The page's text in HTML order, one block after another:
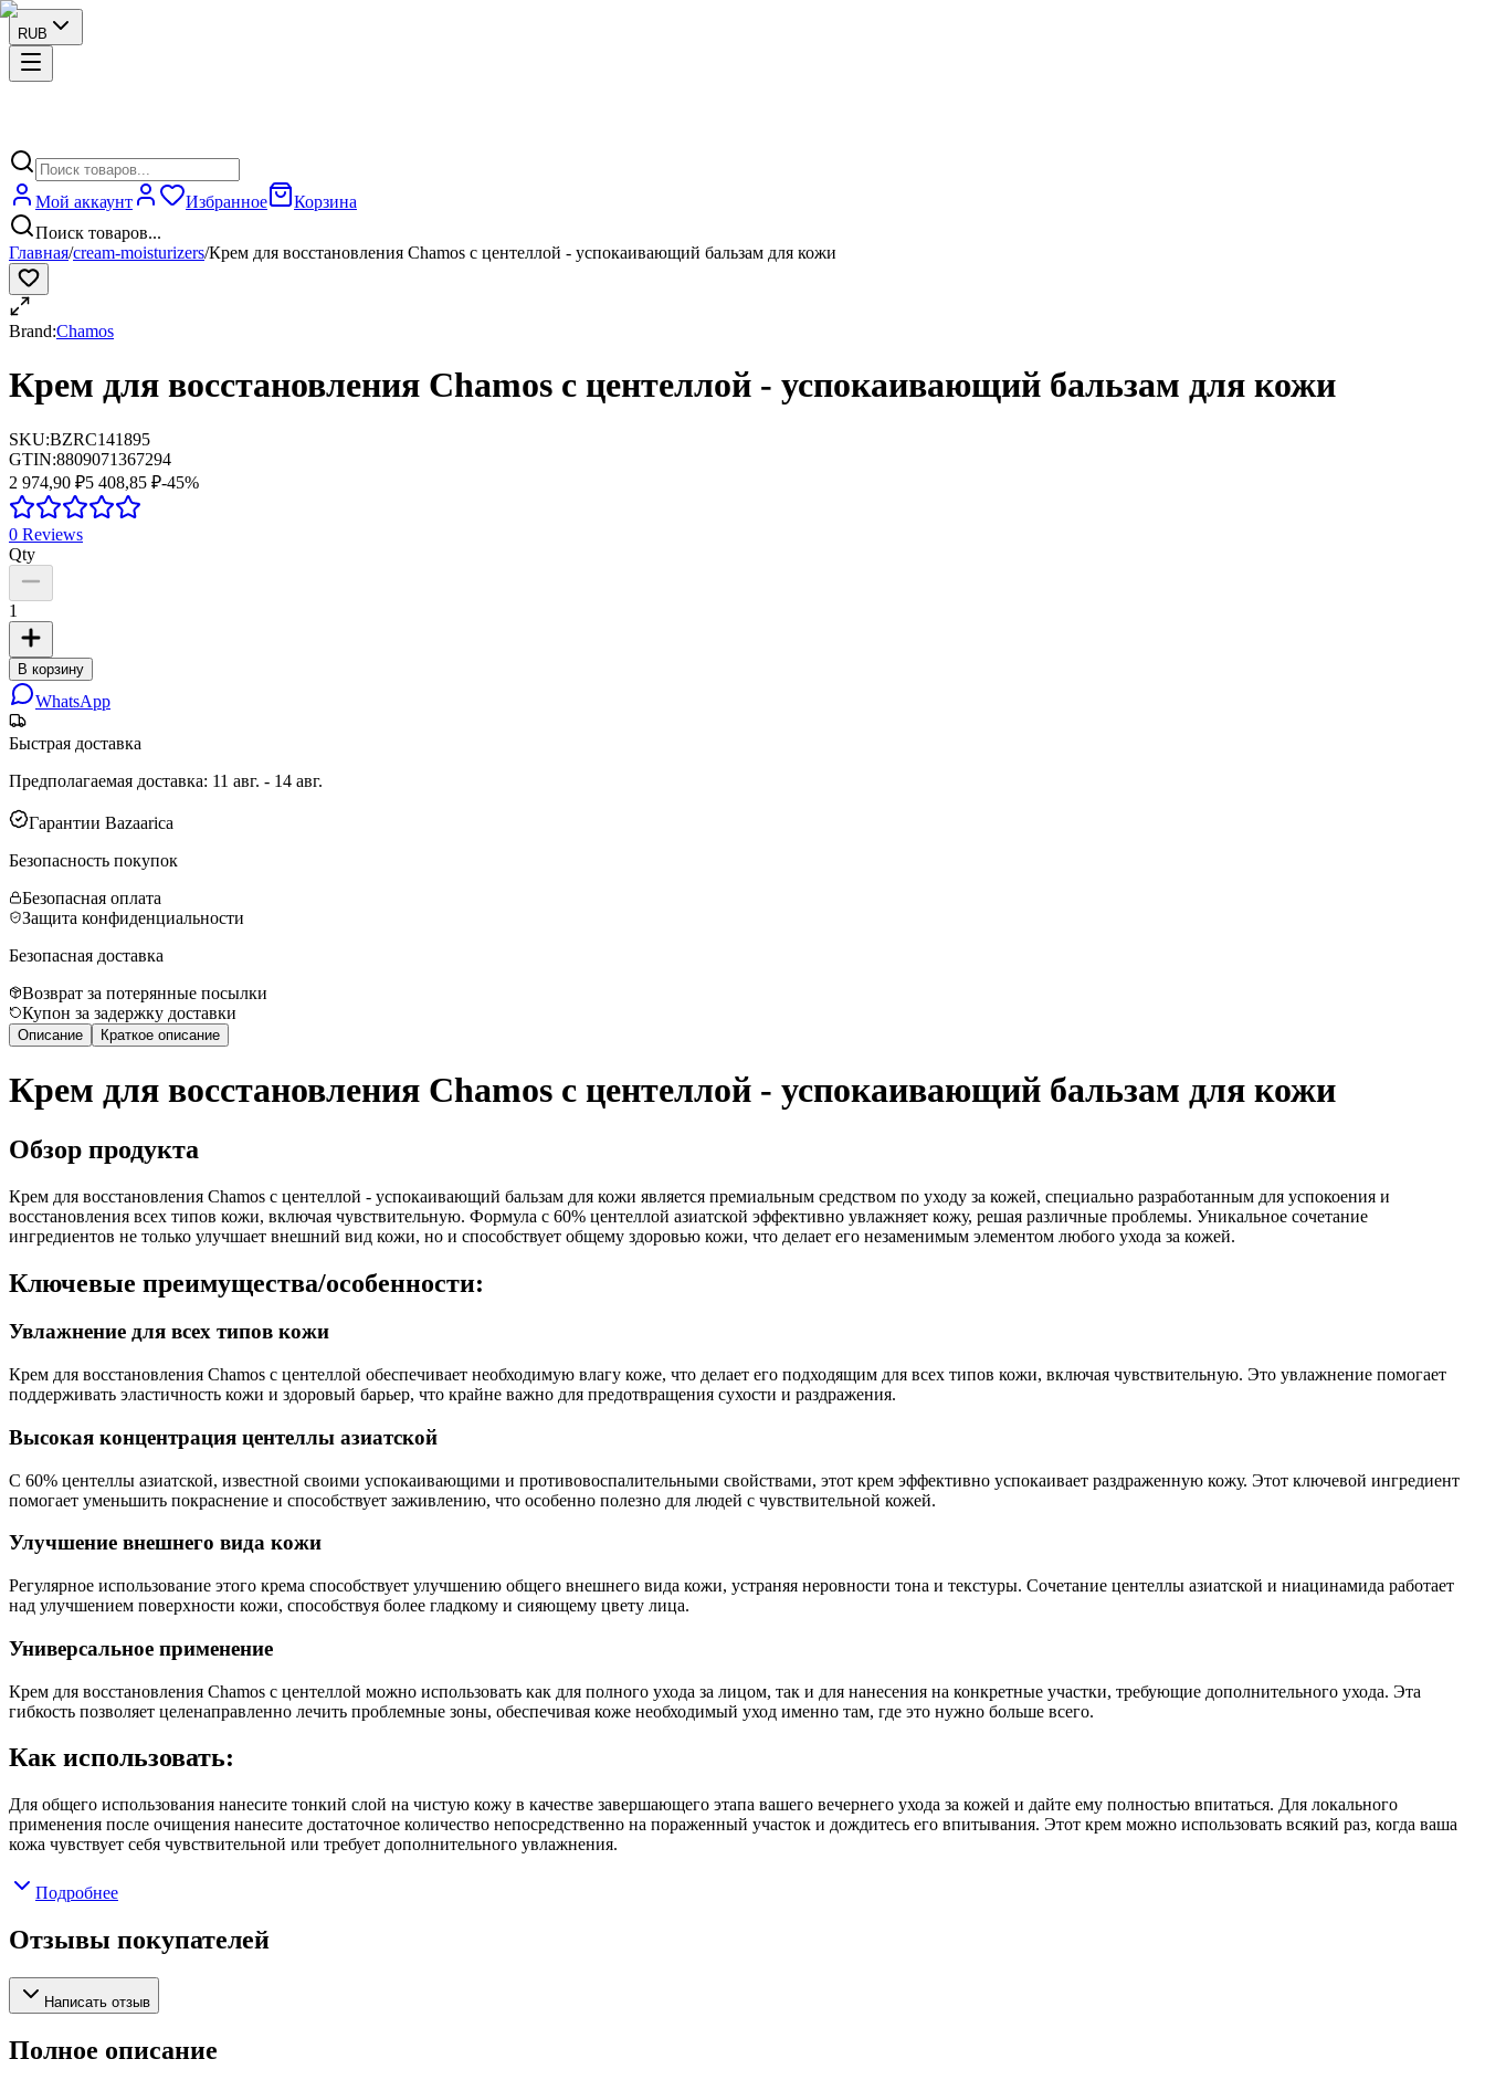
RUB
Мой аккаунт Избранное
Корзина
Поиск товаров...
Главная/cream-moisturizers/Крем для восстановления Chamos с центеллой - успокаивающий бальзам для кожи
Brand:Chamos
Крем для восстановления Chamos с центеллой - успокаивающий бальзам для кожи
SKU:BZRC141895
GTIN:8809071367294
2 974,90 ₽5 408,85 ₽-45%
0 Reviews
Qty
1
В корзину
WhatsApp
Быстрая доставка
Предполагаемая доставка: 11 авг. - 14 авг.
Гарантии Bazaarica
Безопасность покупок
Безопасная оплата
Защита конфиденциальности
Безопасная доставка
Возврат за потерянные посылки
Купон за задержку доставки
Описание Краткое описание
Крем для восстановления Chamos с центеллой - успокаивающий бальзам для кожи
Обзор продукта
Крем для восстановления Chamos с центеллой - успокаивающий бальзам для кожи является премиальным средством по уходу за кожей, специально разработанным для успокоения и
восстановления всех типов кожи, включая чувствительную. Формула с 60% центеллой азиатской эффективно увлажняет кожу, решая различные проблемы. Уникальное сочетание
ингредиентов не только улучшает внешний вид кожи, но и способствует общему здоровью кожи, что делает его незаменимым элементом любого ухода за кожей.
Ключевые преимущества/особенности:
Увлажнение для всех типов кожи
Крем для восстановления Chamos с центеллой обеспечивает необходимую влагу коже, что делает его подходящим для всех типов кожи, включая чувствительную. Это увлажнение помогает
поддерживать эластичность кожи и здоровый барьер, что крайне важно для предотвращения сухости и раздражения.
Высокая концентрация центеллы азиатской
С 60% центеллы азиатской, известной своими успокаивающими и противовоспалительными свойствами, этот крем эффективно успокаивает раздраженную кожу. Этот ключевой ингредиент
помогает уменьшить покраснение и способствует заживлению, что особенно полезно для людей с чувствительной кожей.
Улучшение внешнего вида кожи
Регулярное использование этого крема способствует улучшению общего внешнего вида кожи, устраняя неровности тона и текстуры. Сочетание центеллы азиатской и ниацинамида работает
над улучшением поверхности кожи, способствуя более гладкому и сияющему цвету лица.
Универсальное применение
Крем для восстановления Chamos с центеллой можно использовать как для полного ухода за лицом, так и для нанесения на конкретные участки, требующие дополнительного ухода. Эта
гибкость позволяет целенаправленно лечить проблемные зоны, обеспечивая коже необходимый уход именно там, где это нужно больше всего.
Как использовать:
Для общего использования нанесите тонкий слой на чистую кожу в качестве завершающего этапа вашего вечернего ухода за кожей и дайте ему полностью впитаться. Для локального
применения после очищения нанесите достаточное количество непосредственно на пораженный участок и дождитесь его впитывания. Этот крем можно использовать всякий раз, когда ваша
кожа чувствует себя чувствительной или требует дополнительного увлажнения.
Подробнее
Отзывы покупателей
Написать отзыв
Полное описание